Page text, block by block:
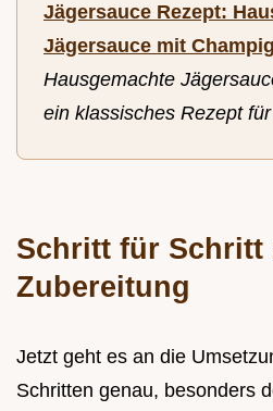
Jägersauce Rezept:
Jägersauce mit
Hausgemachte
ein klassisches Rezept
Schritt für Schritt
Zubereitung
Jetzt geht es an die
Schritten genau, besonders